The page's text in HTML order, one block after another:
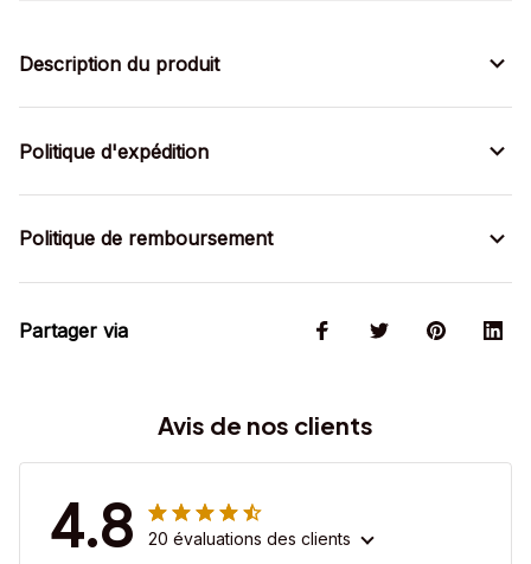
Description du produit
Politique d'expédition
Politique de remboursement
Partager via
Avis de nos clients
4.8 20 évaluations des clients